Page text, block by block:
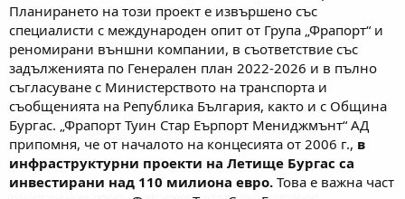
Планирането на този проект е извършено със
специалисти с международен опит от Група „Фрапорт“ и
реномирани външни компании, в съответствие със
задълженията по Генерален план 2022-2026 и в пълно
съгласуване с Министерството на транспорта и
съобщенията на Република България, както и с Община
Бургас. „Фрапорт Туин Стар Еърпорт Мениджмънт“ АД
припомня, че от началото на концесията от 2006 г., в
инфраструктурни проекти на Летище Бургас са
инвестирани над 110 милиона евро. Това е важна част